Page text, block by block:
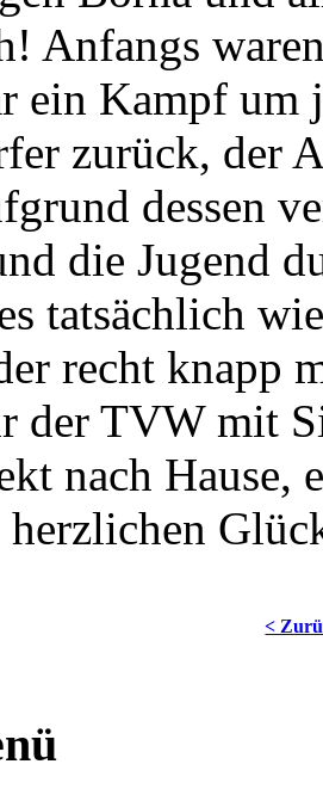
Anfangs
ein Kampf um
zurück, der
dessen
die Jugend
tatsächlich
recht knapp
der TVW mit
nach
herzlichen
<